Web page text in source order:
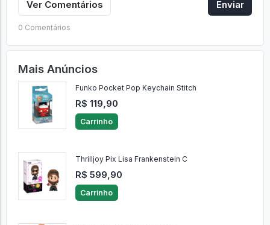
Ver Comentários Enviar
0 Comentários
Mais Anúncios
Funko Pocket Pop Keychain Stitch
R$ 119,90
Carrinho
Thrilljoy Pix Lisa Frankenstein C
R$ 599,90
Carrinho